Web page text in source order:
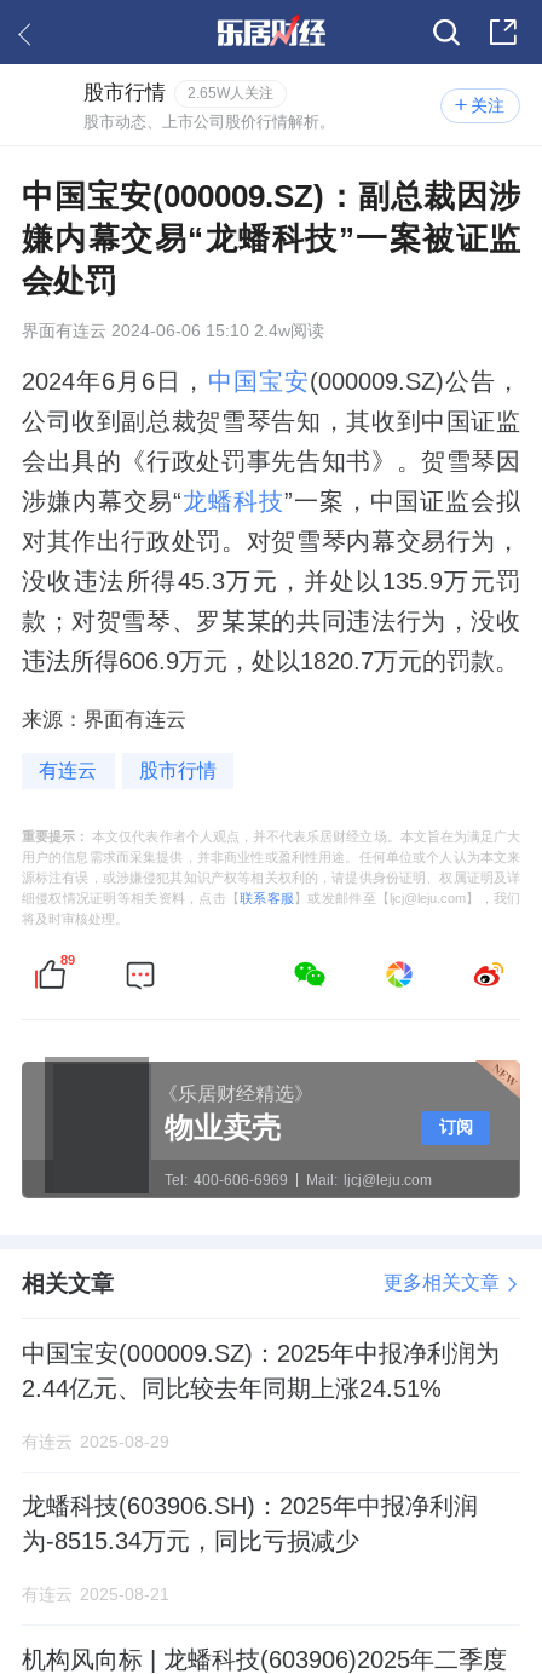
关注
股市行情 2.65W人关注
股市动态、上市公司股价行情解析。
中国宝安(000009.SZ)：副总裁因涉
嫌内幕交易“龙蟠科技”一案被证监
会处罚
界面有连云 2024-06-06 15:10 2.4w阅读
2024年6月6日， 中国宝安(000009.SZ)公告，
公司收到副总裁贺雪琴告知，其收到中国证监
会出具的《行政处罚事先告知书》。贺雪琴因
涉嫌内幕交易“龙蟠科技”一案，中国证监会拟
对其作出行政处罚。对贺雪琴内幕交易行为，
没收违法所得45.3万元，并处以135.9万元罚
款；对贺雪琴、罗某某的共同违法行为，没收
违法所得606.9万元，处以1820.7万元的罚款。
来源：界面有连云
有连云 股市行情
重要提示： 本文仅代表作者个人观点，并不代表乐居财经立场。本文旨在为满足广大
用户的信息需求而采集提供，并非商业性或盈利性用途。任何单位或个人认为本文来
源标注有误，或涉嫌侵犯其知识产权等相关权利的，请提供身份证明、权属证明及详
细侵权情况证明等相关资料，点击【联系客服 】或发邮件至【ljcj@leju.com】，我们
将及时审核处理。
89
《乐居财经精选》
物业卖壳
Tel: 400-606-6969 Mail: ljcj@leju.com
订阅
相关文章 更多相关文章
中国宝安(000009.SZ)：2025年中报净利润为
2.44亿元、同比较去年同期上涨24.51%
有连云 2025-08-29
龙蟠科技(603906.SH)：2025年中报净利润
为-8515.34万元，同比亏损减少
有连云 2025-08-21
机构风向标 | 龙蟠科技(603906)2025年二季度